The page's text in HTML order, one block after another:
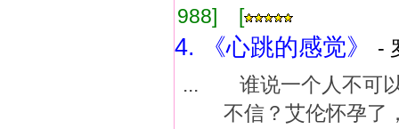
988] [
4. 《心跳的感觉》
-
... 谁说一个人不可
不信？艾伦怀孕了